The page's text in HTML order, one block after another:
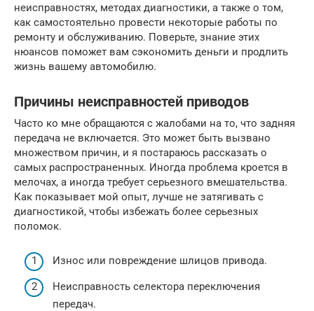
неисправностях, методах диагностики, а также о том,
как самостоятельно провести некоторые работы по
ремонту и обслуживанию. Поверьте, знание этих
нюансов поможет вам сэкономить деньги и продлить
жизнь вашему автомобилю.
Причины неисправностей приводов
Часто ко мне обращаются с жалобами на то, что задняя
передача не включается. Это может быть вызвано
множеством причин, и я постараюсь рассказать о
самых распространенных. Иногда проблема кроется в
мелочах, а иногда требует серьезного вмешательства.
Как показывает мой опыт, лучше не затягивать с
диагностикой, чтобы избежать более серьезных
поломок.
Износ или повреждение шлицов привода.
Неисправность селектора переключения
передач.